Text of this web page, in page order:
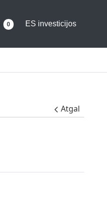
0 ES investicijos
Atgal